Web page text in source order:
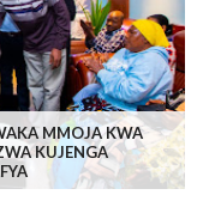
MMOJA KWA
KUJENGA